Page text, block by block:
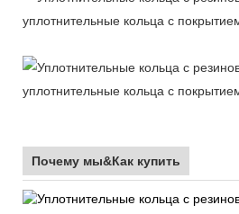
Почему мы&Как купить